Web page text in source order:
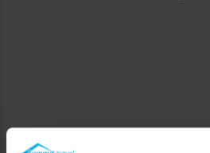
Modern 4-sterrenhotel met wellness,